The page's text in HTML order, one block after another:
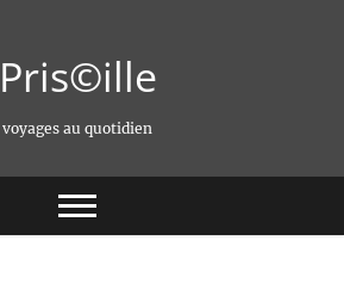
Pris©ille
voyages au quotidien